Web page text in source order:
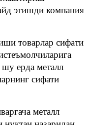
этишди компания
товарлар сифати
ерда металл
сифати
металл